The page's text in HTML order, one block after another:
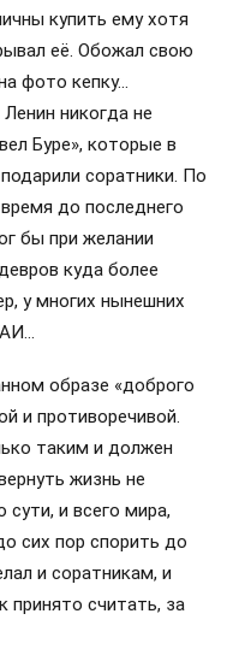
купить ему хотя
её. Обожал свою
фото кепку…
никогда не
Буре», которые в
соратники. По
до последнего
бы при желании
куда более
у многих нынешних
образе «доброго
и противоречивой.
таким и должен
жизнь не
сути, и всего мира,
сих пор спорить до
и соратникам, и
считать, за